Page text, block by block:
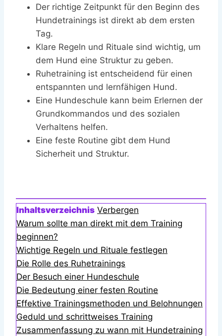
Der richtige Zeitpunkt für den Beginn des
Hundetrainings ist direkt ab dem ersten
Tag.
Klare Regeln und Rituale sind wichtig, um
dem Hund eine Struktur zu geben.
Ruhetraining ist entscheidend für einen
entspannten und lernfähigen Hund.
Eine Hundeschule kann beim Erlernen der
Grundkommandos und des sozialen
Verhaltens helfen.
Eine feste Routine gibt dem Hund
Sicherheit und Struktur.
Inhaltsverzeichnis Verbergen
Warum sollte man direkt mit dem Training
beginnen?
Wichtige Regeln und Rituale festlegen
Die Rolle des Ruhetrainings
Der Besuch einer Hundeschule
Die Bedeutung einer festen Routine
Effektive Trainingsmethoden und Belohnungen
Geduld und schrittweises Training
Zusammenfassung zu wann mit Hundetraining